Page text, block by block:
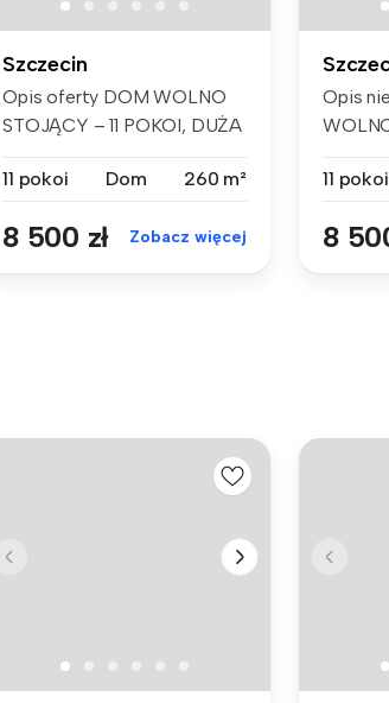
Szczecin
Opis oferty DOM WOLNO
STOJĄCY – 11 POKOI, DUŻA
11 pokoi
Dom 260 m²
8 500 zł Zobacz więcej
Opis
11 pokoi
8